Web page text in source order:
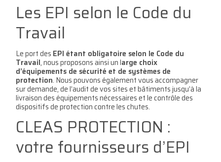
Les EPI selon le Code du
Travail
Le port des EPI étant obligatoire selon le Code du
Travail, nous proposons ainsi un large choix
d’équipements de sécurité et de systèmes de
protection. Nous pouvons également vous accompagner
sur demande, de l’audit de vos sites et bâtiments jusqu’à la
livraison des équipements nécessaires et le contrôle des
dispositifs de protection contre les chutes.
CLEAS PROTECTION :
votre fournisseurs d’EPI